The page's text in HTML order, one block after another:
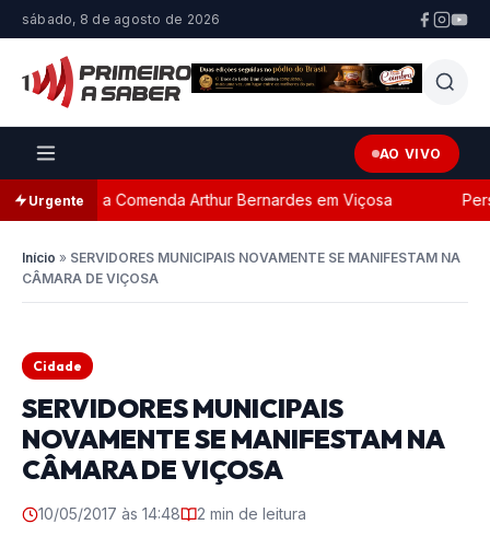
sábado, 8 de agosto de 2026
AO VIVO
Urgente
com a Comenda Arthur Bernardes em Viçosa
Início » SERVIDORES MUNICIPAIS NOVAMENTE SE MANIFESTAM NA
CÂMARA DE VIÇOSA
Cidade
SERVIDORES MUNICIPAIS
NOVAMENTE SE MANIFESTAM NA
CÂMARA DE VIÇOSA
10/05/2017 às 14:48 2 min de leitura